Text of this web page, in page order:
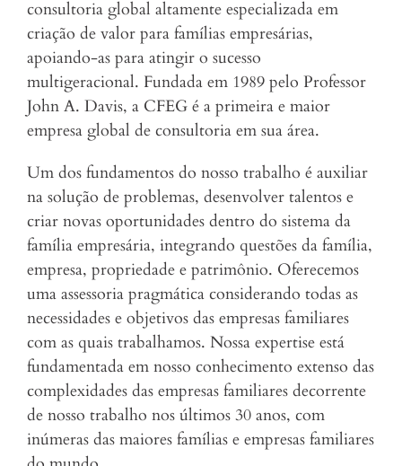
consultoria global altamente especializada em
criação de valor para famílias empresárias,
apoiando-as para atingir o sucesso
multigeracional. Fundada em 1989 pelo Professor
John A. Davis, a CFEG é a primeira e maior
empresa global de consultoria em sua área.
Um dos fundamentos do nosso trabalho é auxiliar
na solução de problemas, desenvolver talentos e
criar novas oportunidades dentro do sistema da
família empresária, integrando questões da família,
empresa, propriedade e patrimônio. Oferecemos
uma assessoria pragmática considerando todas as
necessidades e objetivos das empresas familiares
com as quais trabalhamos. Nossa expertise está
fundamentada em nosso conhecimento extenso das
complexidades das empresas familiares decorrente
de nosso trabalho nos últimos 30 anos, com
inúmeras das maiores famílias e empresas familiares